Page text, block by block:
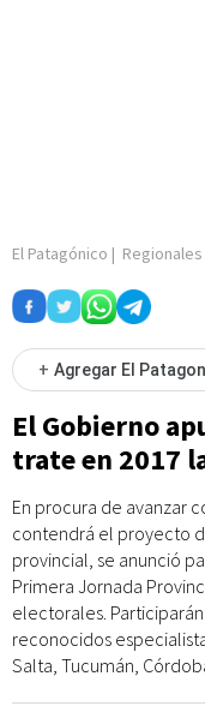
El Patagónico | Regionales
+ Agregar El
El Gobierno
trate en 2017
En procura de avanzar
contendrá el proyecto
provincial, se anunció
Primera Jornada
electorales.
reconocidos
Salta, Tucumán,